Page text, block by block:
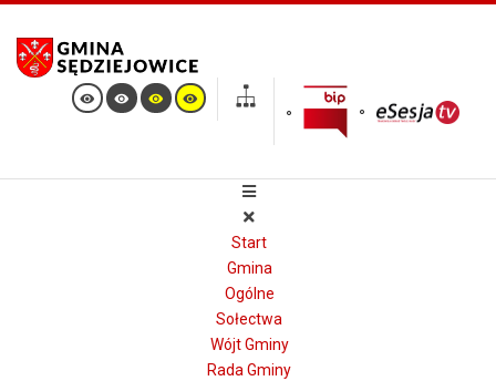
Start
Gmina
Ogólne
Sołectwa
Wójt Gminy
Rada Gminy